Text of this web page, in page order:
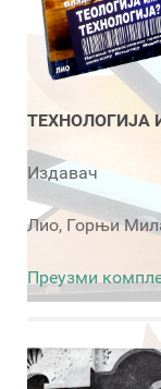
ТЕХНОЛОГИЈА
Издавач
Лио, Горњи
Преузми